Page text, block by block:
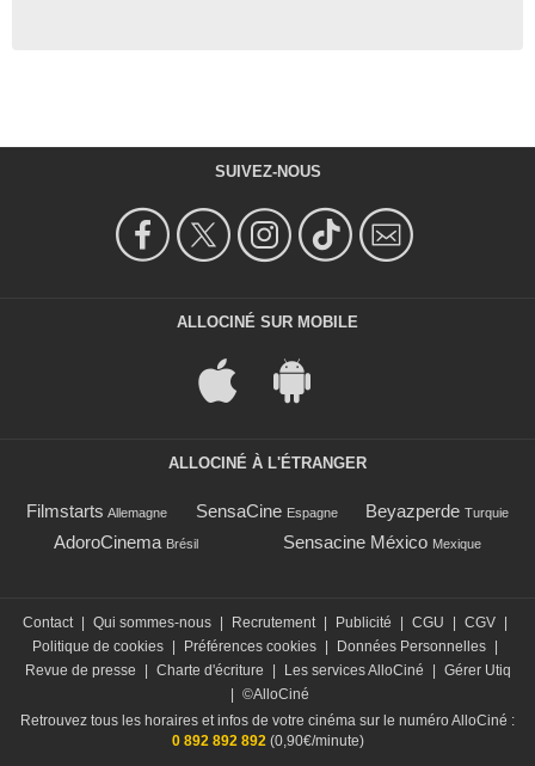
SUIVEZ-NOUS
ALLOCINÉ SUR MOBILE
ALLOCINÉ À L'ÉTRANGER
Filmstarts Allemagne SensaCine Espagne Beyazperde Turquie
AdoroCinema Brésil Sensacine México Mexique
Contact Qui sommes-nous Recrutement Publicité CGU CGV
Politique de cookies
Préférences cookies Données Personnelles
Revue de presse
Charte d'écriture Les services AlloCiné
Gérer Utiq
©AlloCiné
Retrouvez tous les horaires et infos de votre cinéma sur le numéro AlloCiné :
0 892 892 892(0,90€/minute)